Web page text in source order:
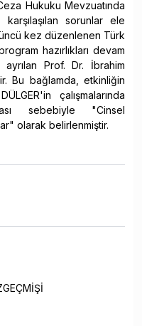
Hukuku Mevzuatında
sorunlar ele
kez düzenlenen Türk
hazırlıkları devam
Prof. Dr. İbrahim
Bu bağlamda, etkinliğin
çalışmalarında
sebebiyle "Cinsel
olarak belirlenmiştir.